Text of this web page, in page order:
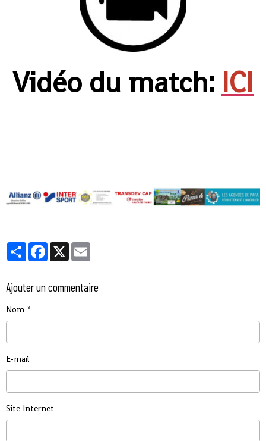
Vidéo du match: ICI
PartagerFacebook
X
Ajouter un commentaire
Nom
E-mail
Site Internet